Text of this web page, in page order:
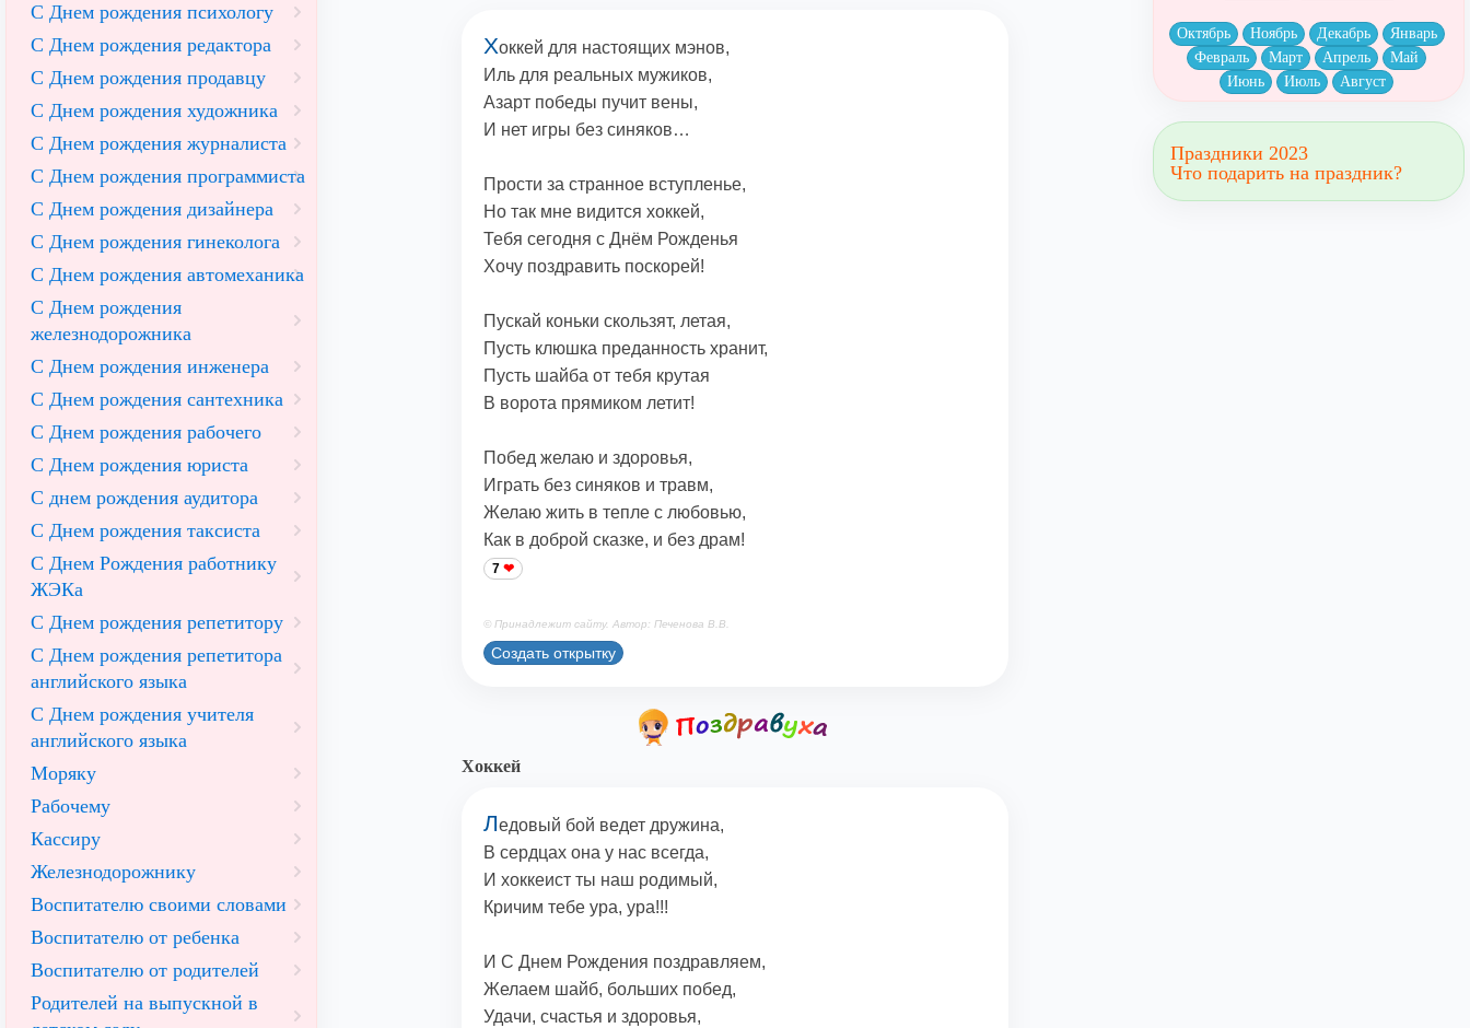
Хоккей для настоящих мэнов,
Иль для реальных мужиков,
Азарт победы пучит вены,
И нет игры без синяков…
Прости за странное вступленье,
Но так мне видится хоккей,
Тебя сегодня с Днём Рожденья
Хочу поздравить поскорей!
Пускай коньки скользят, летая,
Пусть клюшка преданность хранит,
Пусть шайба от тебя крутая
В ворота прямиком летит!
Побед желаю и здоровья,
Играть без синяков и травм,
Желаю жить в тепле с любовью,
Как в доброй сказке, и без драм!
7
© Принадлежит сайту. Автор: Печенова В.В.
Создать открытку
Хоккей
Ледовый бой ведет дружина,
В сердцах она у нас всегда,
И хоккеист ты наш родимый,
Кричим тебе ура, ура!!!
И С Днем Рождения поздравляем,
Желаем шайб, больших побед,
Удачи, счастья и здоровья,
С Днем рождения психологу
С Днем рождения редактора
С Днем рождения продавцу
С Днем рождения художника
С Днем рождения журналиста
С Днем рождения программиста
С Днем рождения дизайнера
С Днем рождения гинеколога
С Днем рождения автомеханика
С Днем рождения
железнодорожника
С Днем рождения инженера
С Днем рождения сантехника
С Днем рождения рабочего
С Днем рождения юриста
С днем рождения аудитора
С Днем рождения таксиста
С Днем Рождения работнику
ЖЭКа
С Днем рождения репетитору
С Днем рождения репетитора
английского языка
С Днем рождения учителя
английского языка
Моряку
Рабочему
Кассиру
Железнодорожнику
Воспитателю своими словами
Воспитателю от ребенка
Воспитателю от родителей
Родителей на выпускной в
Октябрь Ноябрь Декабрь
Январь
Февраль
Март Апрель
Май
Июнь
Июль Август
Праздники 2023
Что подарить на праздник?